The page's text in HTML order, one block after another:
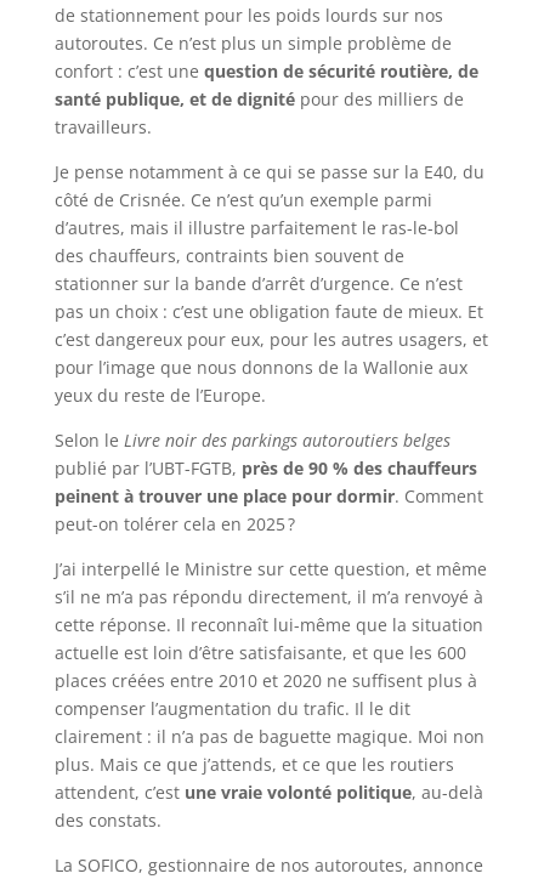
de stationnement pour les poids lourds sur nos
autoroutes. Ce n’est plus un simple problème de
confort : c’est une question de sécurité routière, de
santé publique, et de dignitépour des milliers de
travailleurs.
Je pense notamment à ce qui se passe sur la E40, du
côté de Crisnée. Ce n’est qu’un exemple parmi
d’autres, mais il illustre parfaitement le ras-le-bol
des chauffeurs, contraints bien souvent de
stationner sur la bande d’arrêt d’urgence. Ce n’est
pas un choix : c’est une obligation faute de mieux. Et
c’est dangereux pour eux, pour les autres usagers, et
pour l’image que nous donnons de la Wallonie aux
yeux du reste de l’Europe.
Selon le Livre noir des parkings autoroutiers belges
publié par l’UBT-FGTB, près de 90 % des chauffeurs
peinent à trouver une place pour dormir. Comment
peut-on tolérer cela en 2025 ?
J’ai interpellé le Ministre sur cette question, et même
s’il ne m’a pas répondu directement, il m’a renvoyé à
cette réponse. Il reconnaît lui-même que la situation
actuelle est loin d’être satisfaisante, et que les 600
places créées entre 2010 et 2020 ne suffisent plus à
compenser l’augmentation du trafic. Il le dit
clairement : il n’a pas de baguette magique. Moi non
plus. Mais ce que j’attends, et ce que les routiers
attendent, c’est une vraie volonté politique, au-delà
des constats.
La SOFICO, gestionnaire de nos autoroutes, annonce